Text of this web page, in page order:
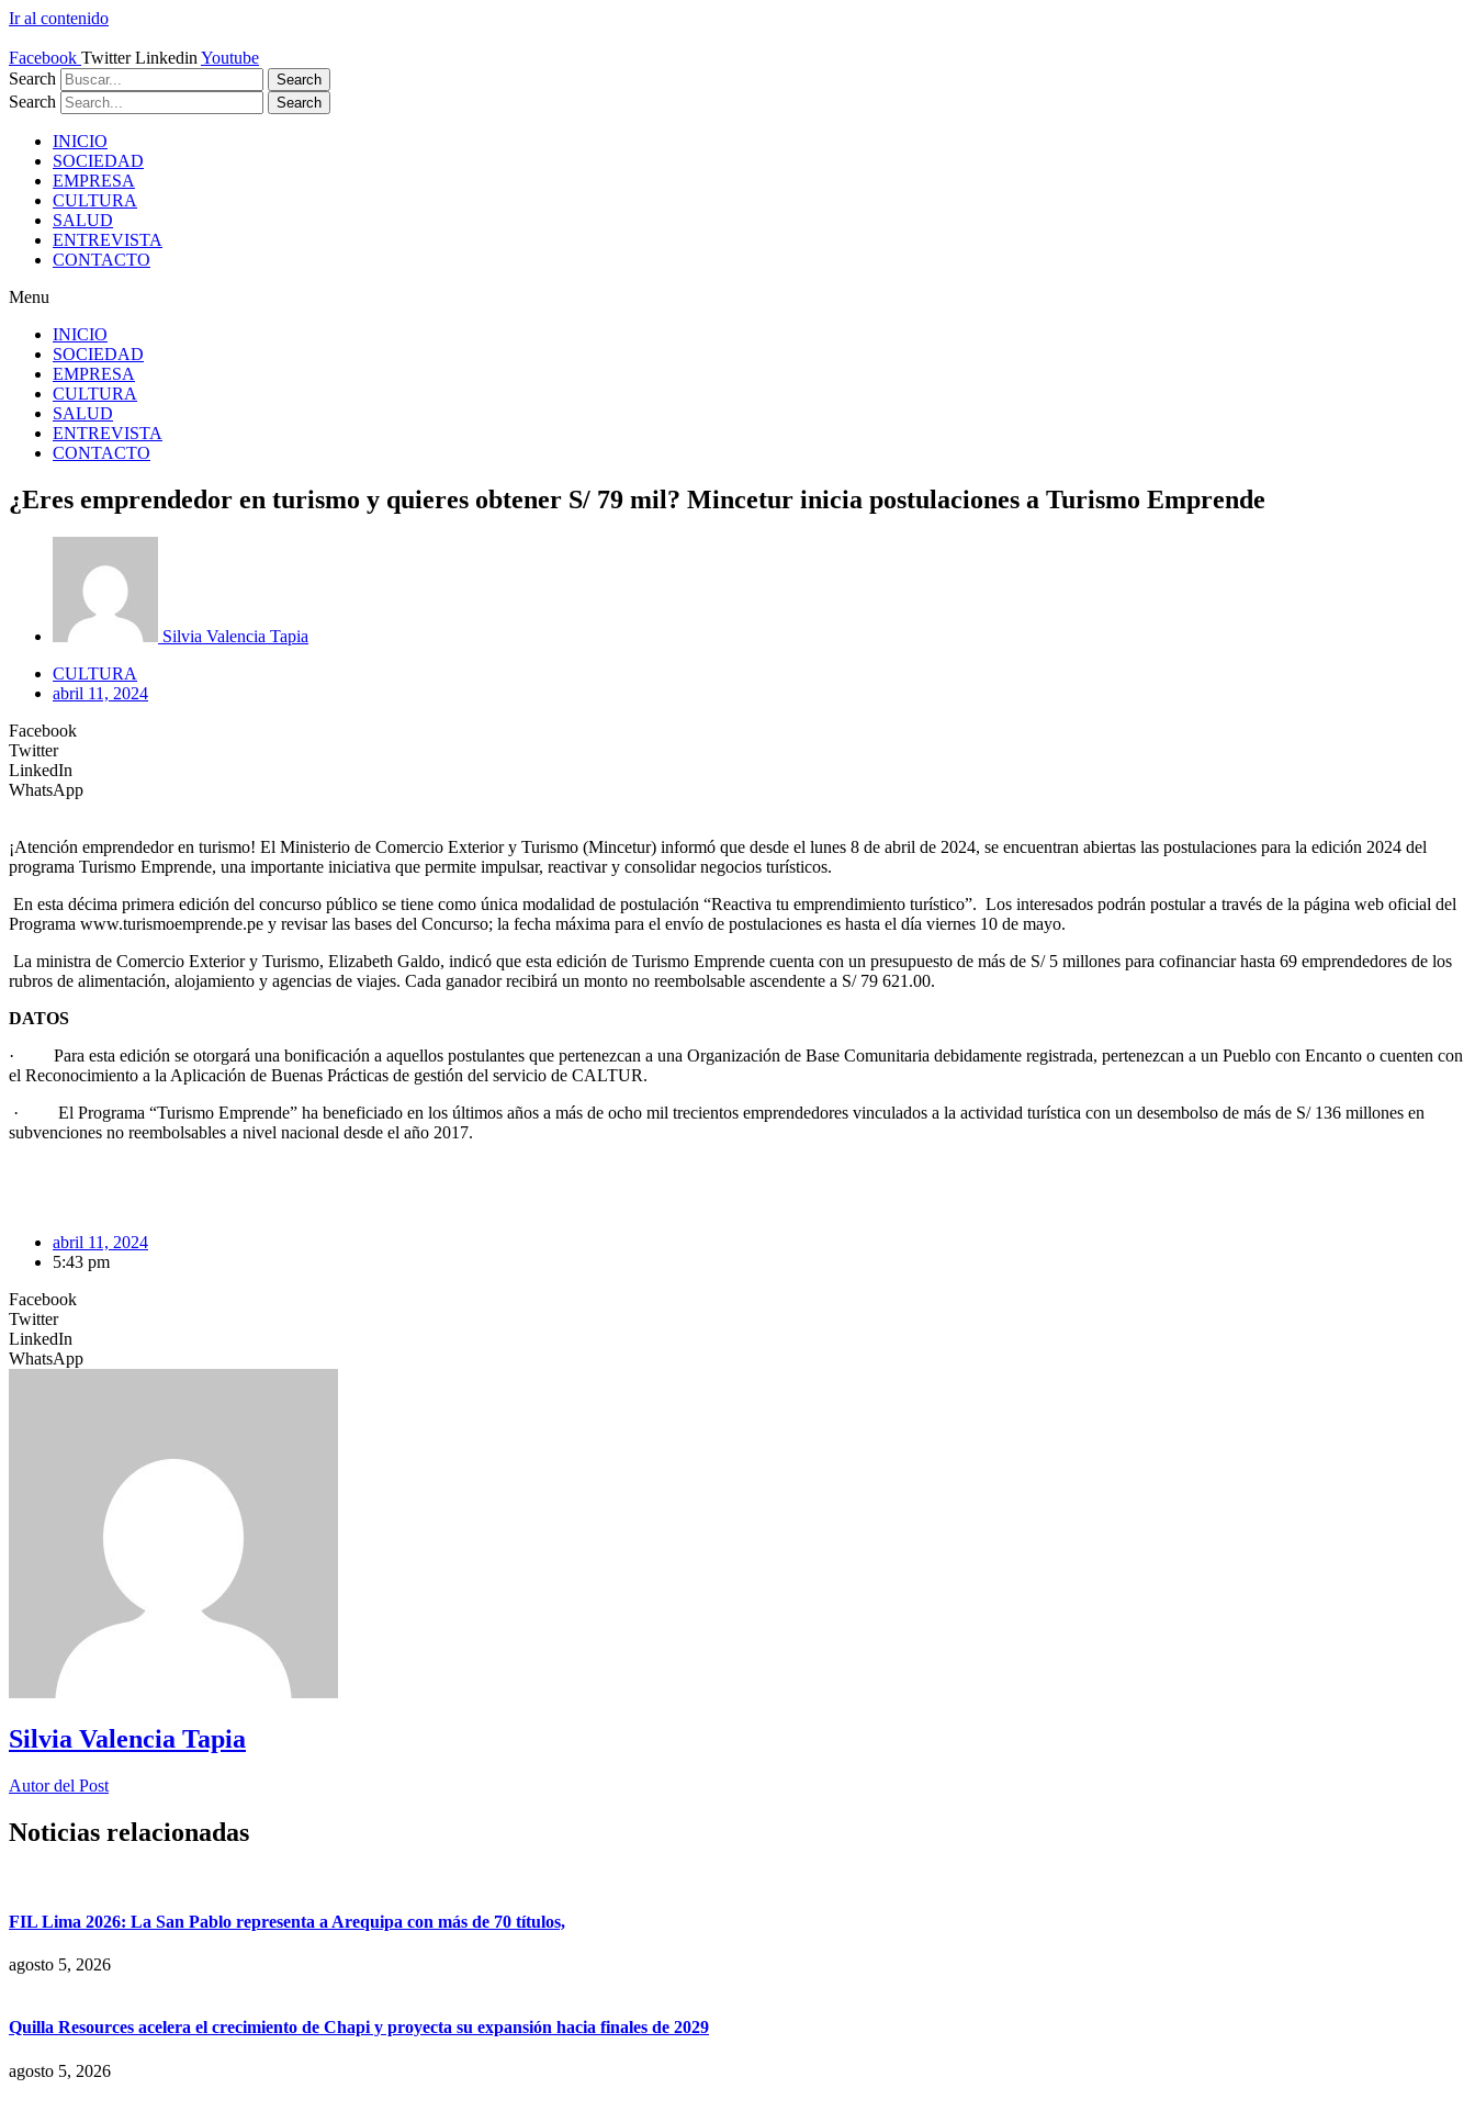
Ir al contenido
Facebook Twitter Linkedin Youtube
Search
Search
Search Search
INICIO
SOCIEDAD
EMPRESA
CULTURA
SALUD
ENTREVISTA
CONTACTO
Menu
INICIO
SOCIEDAD
EMPRESA
CULTURA
SALUD
ENTREVISTA
CONTACTO
¿Eres emprendedor en turismo y quieres obtener S/ 79 mil? Mincetur inicia postulaciones a Turismo Emprende
Silvia Valencia Tapia
CULTURA
abril 11, 2024
Facebook
Twitter
LinkedIn
WhatsApp
¡Atención emprendedor en turismo! El Ministerio de Comercio Exterior y Turismo (Mincetur) informó que desde el lunes 8 de abril de 2024, se encuentran abiertas las postulaciones para la edición 2024 del
programa Turismo Emprende, una importante iniciativa que permite impulsar, reactivar y consolidar negocios turísticos.
En esta décima primera edición del concurso público se tiene como única modalidad de postulación “Reactiva tu emprendimiento turístico”. Los interesados podrán postular a través de la página web oficial del
Programa www.turismoemprende.pe y revisar las bases del Concurso; la fecha máxima para el envío de postulaciones es hasta el día viernes 10 de mayo.
La ministra de Comercio Exterior y Turismo, Elizabeth Galdo, indicó que esta edición de Turismo Emprende cuenta con un presupuesto de más de S/ 5 millones para cofinanciar hasta 69 emprendedores de los
rubros de alimentación, alojamiento y agencias de viajes. Cada ganador recibirá un monto no reembolsable ascendente a S/ 79 621.00.
DATOS
· Para esta edición se otorgará una bonificación a aquellos postulantes que pertenezcan a una Organización de Base Comunitaria debidamente registrada, pertenezcan a un Pueblo con Encanto o cuenten con
el Reconocimiento a la Aplicación de Buenas Prácticas de gestión del servicio de CALTUR.
· El Programa “Turismo Emprende” ha beneficiado en los últimos años a más de ocho mil trecientos emprendedores vinculados a la actividad turística con un desembolso de más de S/ 136 millones en
subvenciones no reembolsables a nivel nacional desde el año 2017.
abril 11, 2024
5:43 pm
Facebook
Twitter
LinkedIn
WhatsApp
Silvia Valencia Tapia
Autor del Post
Noticias relacionadas
FIL Lima 2026: La San Pablo representa a Arequipa con más de 70 títulos,
agosto 5, 2026
Quilla Resources acelera el crecimiento de Chapi y proyecta su expansión hacia finales de 2029
agosto 5, 2026